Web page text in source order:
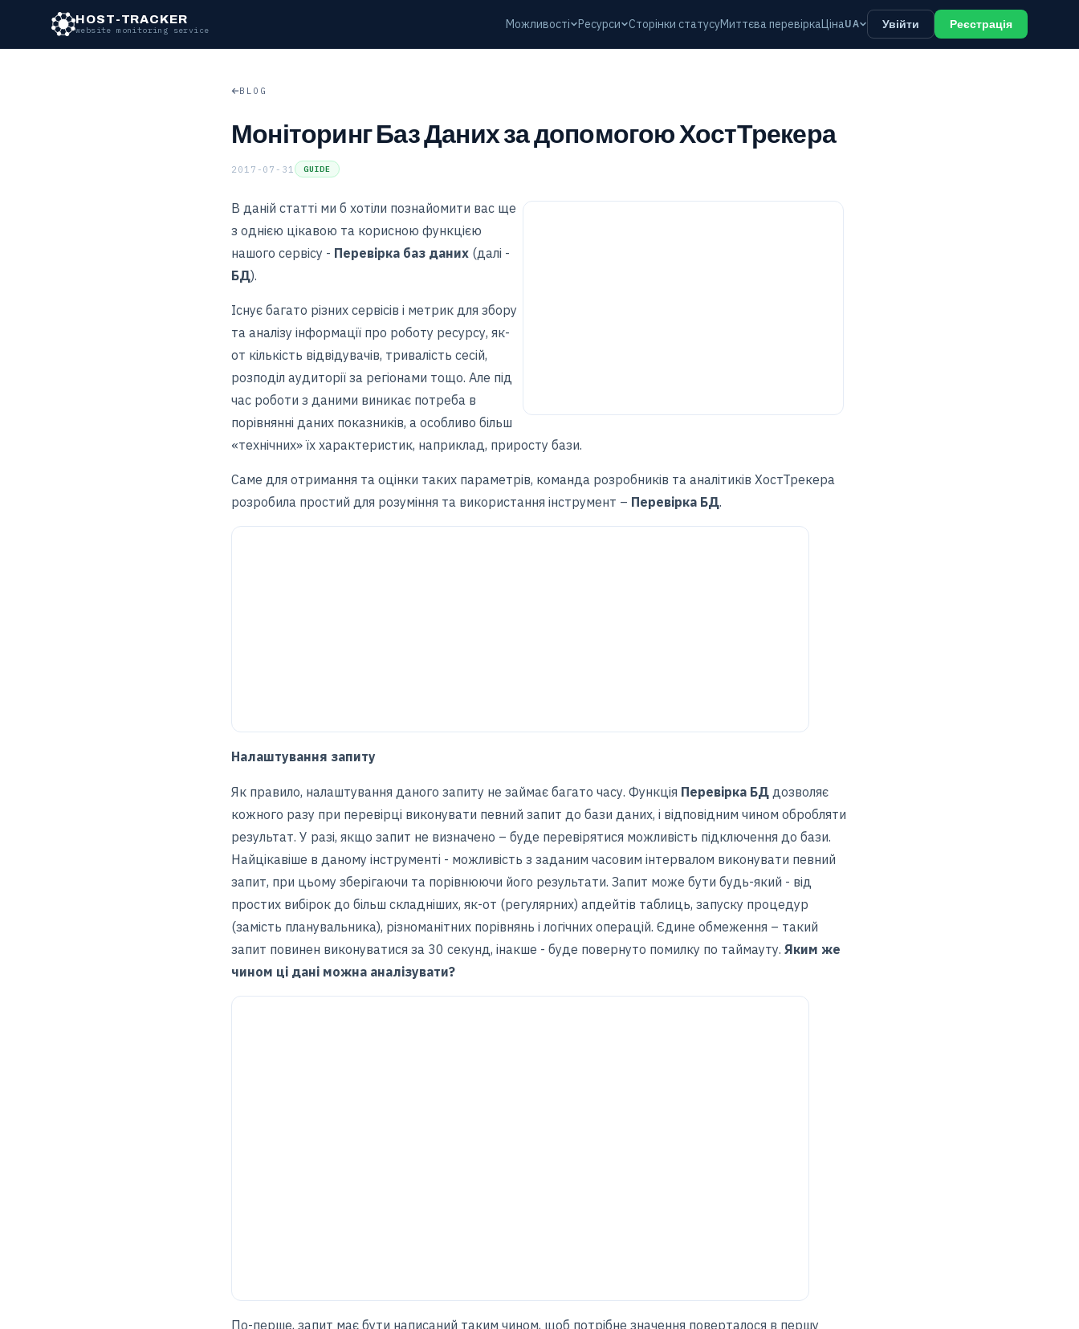
HOST-TRACKER
website monitoring service Можливості Ресурси Сторінки статусуМиттєва перевіркаЦіна UA Увійти Реєстрація
BLOG
Моніторинг Баз Даних за допомогою ХостТрекера
2017-07-31 GUIDE
В даній статті ми б хотіли познайомити вас ще
з однією цікавою та корисною функцією
нашого сервісу - Перевірка баз даних (далі -
БД).
Існує багато різних сервісів і метрик для збору
та аналізу інформації про роботу ресурсу, як-
от кількість відвідувачів, тривалість сесій,
розподіл аудиторії за регіонами тощо. Але під
час роботи з даними виникає потреба в
порівнянні даних показників, а особливо більш
«технічних» їх характеристик, наприклад, приросту бази.
Саме для отримання та оцінки таких параметрів, команда розробників та аналітиків ХостТрекера
розробила простий для розуміння та використання інструмент – Перевірка БД.
Налаштування запиту
Як правило, налаштування даного запиту не займає багато часу. Функція Перевірка БД дозволяє
кожного разу при перевірці виконувати певний запит до бази даних, і відповідним чином обробляти
результат. У разі, якщо запит не визначено – буде перевірятися можливість підключення до бази.
Найцікавіше в даному інструменті - можливість з заданим часовим інтервалом виконувати певний
запит, при цьому зберігаючи та порівнюючи його результати. Запит може бути будь-який - від
простих вибірок до більш складніших, як-от (регулярних) апдейтів таблиць, запуску процедур
(замість планувальника), різноманітних порівнянь і логічних операцій. Єдине обмеження – такий
запит повинен виконуватися за 30 секунд, інакше - буде повернуто помилку по таймауту. Яким же
чином ці дані можна аналізувати?
По-перше, запит має бути написаний таким чином, щоб потрібне значення поверталося в першу